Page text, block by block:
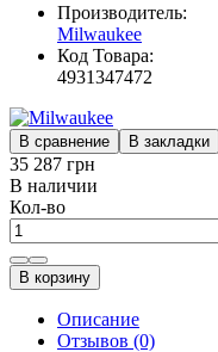
Производитель:
Milwaukee
Код Товара:
4931347472
В сравнение В закладки
35 287 грн
В наличии
Кол-во
В корзину
Описание
Отзывов (0)